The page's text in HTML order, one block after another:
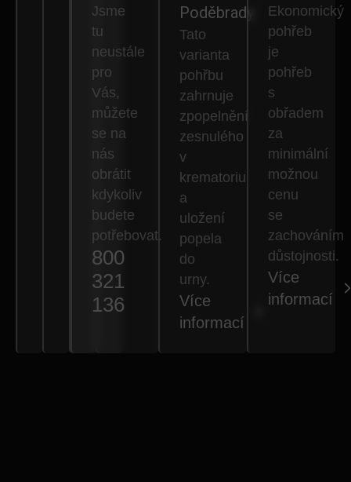
Poděbrady
Tato
varianta
pohřbu
zahrnuje
zpopelnění
zesnulého
v
krematoriu
a
uložení
popela
do
urny.
Více
informací
Ekonomický
pohřeb
je
pohřeb
s
obřadem
za
minimální
možnou
cenu
se
zachováním
důstojnosti.
Více
informací
Jsme
tu
neustále
pro
Vás,
můžete
se na
nás
obrátit
kdykoliv
budete
potřebovat.
800
321
136